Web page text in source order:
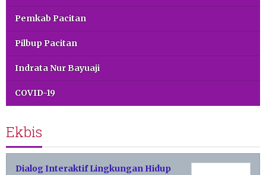
Pemkab Pacitan
Pilbup Pacitan
Indrata Nur Bayuaji
COVID-19
Ekbis
Dialog Interaktif Lingkungan Hidup